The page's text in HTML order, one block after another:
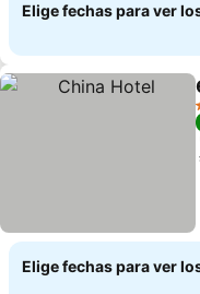
Elige fechas para ver
Elige fechas para ver